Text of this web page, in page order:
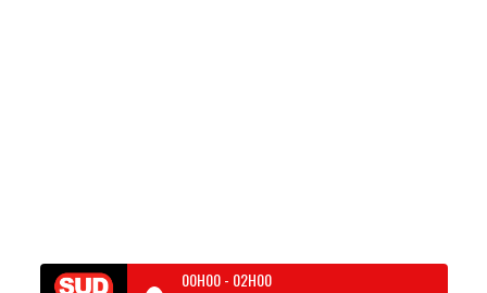
00H00- 02H00